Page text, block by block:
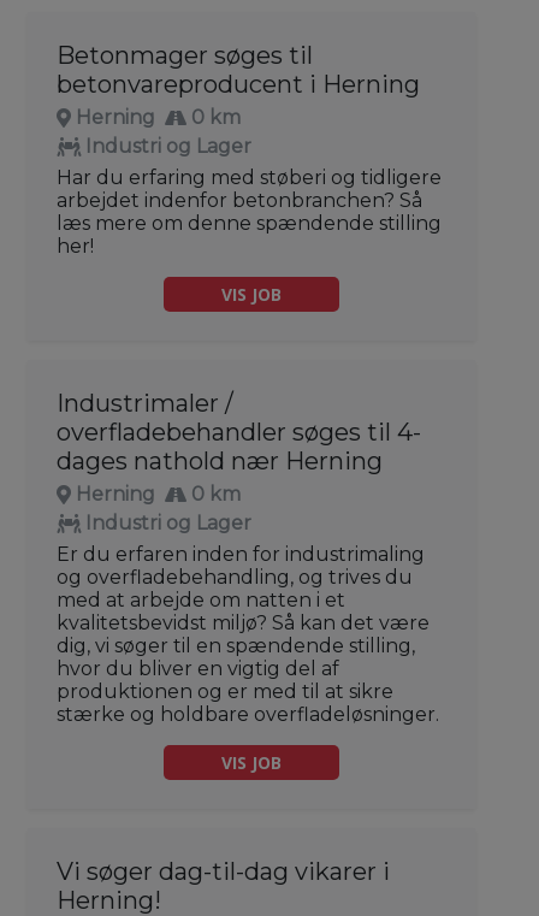
Betonmager søges til
betonvareproducent i Herning
Herning
0 km
Industri og Lager
Har du erfaring med støberi og tidligere
arbejdet indenfor betonbranchen? Så
læs mere om denne spændende stilling
her!
VIS JOB
Industrimaler /
overfladebehandler søges til 4-
dages nathold nær Herning
Herning
0 km
Industri og Lager
Er du erfaren inden for industrimaling
og overfladebehandling, og trives du
med at arbejde om natten i et
kvalitetsbevidst miljø? Så kan det være
dig, vi søger til en spændende stilling,
hvor du bliver en vigtig del af
produktionen og er med til at sikre
stærke og holdbare overfladeløsninger.
VIS JOB
Vi søger dag-til-dag vikarer i
Herning!